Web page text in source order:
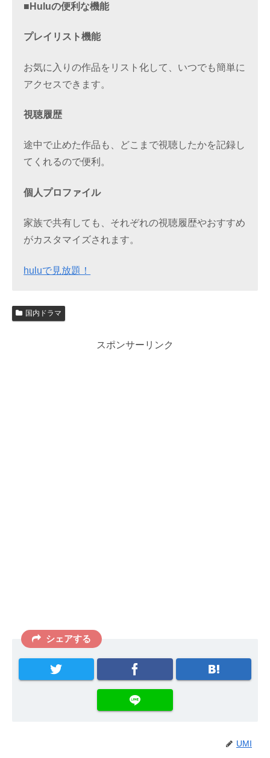
■Huluの便利な機能
プレイリスト機能
お気に入りの作品をリスト化して、いつでも簡単に
アクセスできます。
視聴履歴
途中で止めた作品も、どこまで視聴したかを記録し
てくれるので便利。
個人プロファイル
家族で共有しても、それぞれの視聴履歴やおすすめ
がカスタマイズされます。
huluで見放題！
国内ドラマ
スポンサーリンク
シェアする
UMI